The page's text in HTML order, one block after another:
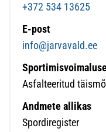
+372 534 13625
E-post
info@jarvavald.ee
Asfalteeritud
Andmete allikas
Spordiregister